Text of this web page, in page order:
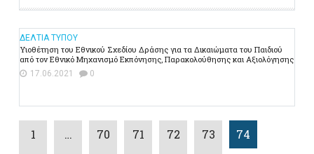
ΔΕΛΤΙΑ ΤΥΠΟΥ
Υιοθέτηση του Εθνικού Σχεδίου Δράσης για τα Δικαιώματα του Παιδιού
από τον Εθνικό Μηχανισμό Εκπόνησης, Παρακολούθησης και Αξιολόγησης
17.06.2021 0
1 … 70 71 72 73
74